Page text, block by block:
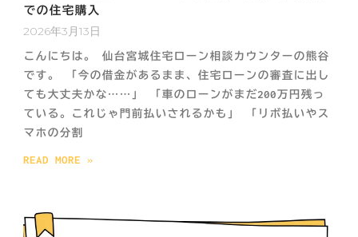
での住宅購入
2026年3月13日
こんにちは。 仙台宮城住宅ローン相談カウンターの熊谷
です。 「今の借金があるまま、住宅ローンの審査に出し
ても大丈夫かな……」 「車のローンがまだ200万円残っ
ている。これじゃ門前払いされるかも」 「リボ払いやス
マホの分割
READ MORE »